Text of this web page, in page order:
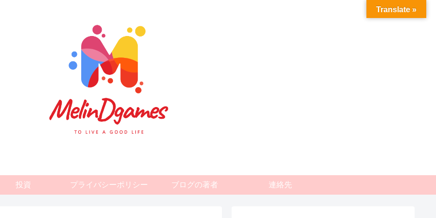
投資 プライバシーポリシー ブログの著者 連絡先
Translate »